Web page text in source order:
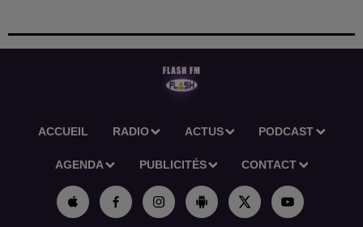
ACCUEIL RADIO ACTUS PODCAST
AGENDA PUBLICITÉS CONTACT